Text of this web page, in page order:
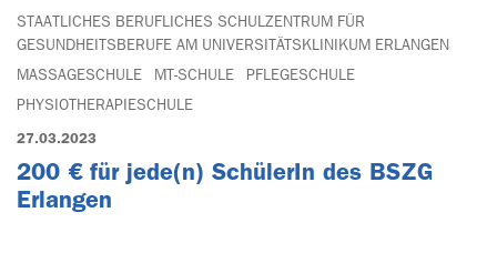
STAATLICHES BERUFLICHES SCHULZENTRUM FÜR
GESUNDHEITSBERUFE AM UNIVERSITÄTSKLINIKUM ERLANGEN
MASSAGESCHULE
MT-SCHULE
PFLEGESCHULE
PHYSIOTHERAPIESCHULE
27.03.2023
200 € für jede(n) SchülerIn des BSZG
Erlangen